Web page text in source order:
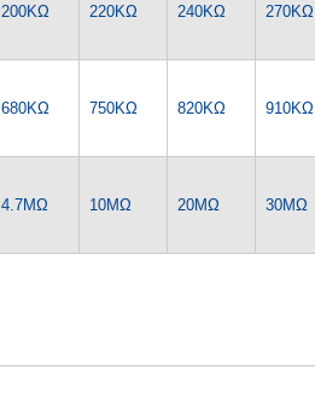
200KΩ 220KΩ 240KΩ 270KΩ
680KΩ 750KΩ 820KΩ 910KΩ
4.7MΩ 10MΩ 20MΩ 30MΩ